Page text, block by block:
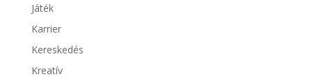
Játék
Karrier
Kereskedés
Kreatív